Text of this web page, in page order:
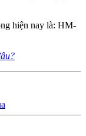
hiện nay là: HM-